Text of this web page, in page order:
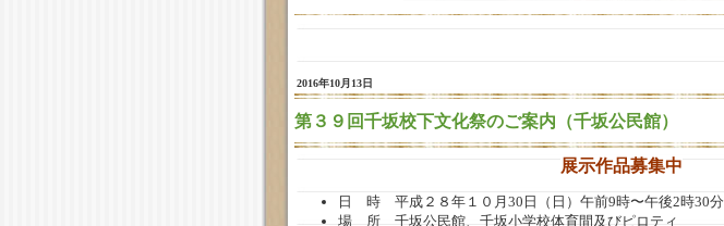
2016年10月13日
第３９回千坂校下文化祭のご案内（千坂公民館）
展示作品募集中
日 時 平成２８年１０月30日（日）午前9時〜午後2時30分
場 所 千坂公民館、千坂小学校体育間及びピロティ